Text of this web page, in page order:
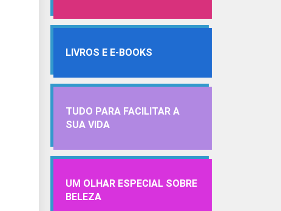
LIVROS E E-BOOKS
TUDO PARA FACILITAR A
SUA VIDA
UM OLHAR ESPECIAL SOBRE
BELEZA